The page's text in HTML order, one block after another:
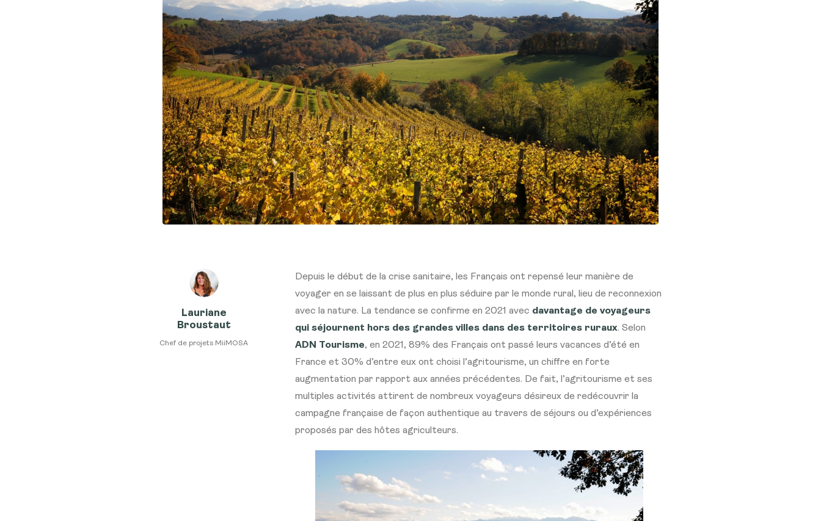
Lauriane
Broustaut
Chef de projets MiiMOSA
Depuis le début de la crise sanitaire, les Français ont repensé leur manière de
voyager en se laissant de plus en plus séduire par le monde rural, lieu de reconnexion
avec la nature. La tendance se confirme en 2021 avec davantage de voyageurs
qui séjournent hors des grandes villes dans des territoires ruraux. Selon
ADN Tourisme, en 2021, 89% des Français ont passé leurs vacances d’été en
France et 30% d’entre eux ont choisi l’agritourisme, un chiffre en forte
augmentation par rapport aux années précédentes. De fait, l’agritourisme et ses
multiples activités attirent de nombreux voyageurs désireux de redécouvrir la
campagne française de façon authentique au travers de séjours ou d’expériences
proposés par des hôtes agriculteurs.